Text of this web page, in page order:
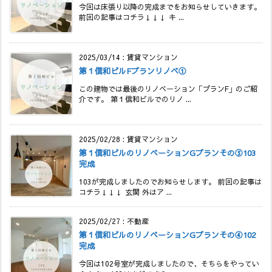
今回は床張り以降の完成までをお知らせしていきます。
前回の記事はコチラ↓↓↓ キ ...
2025/03/14 : 賃貸マンション
第１信和ビルFプランリノベ①
この建物では最後のリノベーション「プランF」のご紹
介です。 第１信和ビルでのリノ ...
2025/02/28 : 賃貸マンション
第１信和ビルのリノベーションGプランその⑤103
完成
103が完成しましたのでお知らせします。 前回の記事は
コチラ↓↓↓ 玄関 外はア ...
2025/02/27 : 不動産
第１信和ビルのリノベーションGプランその④102
完成
今回は102号室が完成しましたので、そちらをやってい